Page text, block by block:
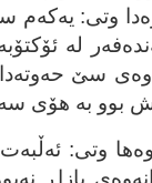
وتی: یه‌که‌م
سێ
بوو به‌ هۆی
وتی:
بازاڕ